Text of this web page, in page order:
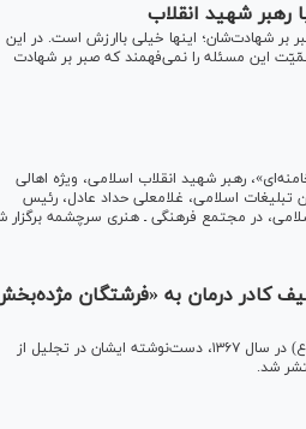
رهبر شهید انقلاب
شهادت‌شان؛ اینها خیلی باارزش است. در این
این مسئله را نمی‌فهمند که صبر بر شهادت
رهبر شهید انقلاب اسلامی، ویژه اهالی
رئیس سازمان تبلیغات اسلامی، غلامعلی حداد عادل، رئیس
در مجتمع فرهنگی ـ هنری سرچشمه برگزار
کادر درمان به «فرشتگان
هم‌زمان با سالگرد بازدید تاریخی رهبر شهید انقلاب از بیمارستان صحرایی علی‌بن‌ابیطالب (ع) در سال ۱۳۶۷، دست‌نوشته ایشان در تجلیل از
شد.